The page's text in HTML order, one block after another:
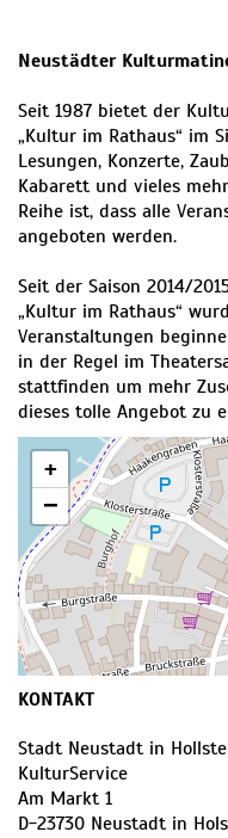
Neustädter
Seit 1987 bietet der
„Kultur im Rathaus“ im
Lesungen, Konzerte,
Kabarett und vieles
Reihe ist, dass alle
angeboten werden.
Seit der Saison 2014/
„Kultur im Rathaus“
Veranstaltungen
in der Regel im
stattfinden um mehr
dieses tolle Angebot zu
+
−
KONTAKT
Stadt Neustadt in
KulturService
Am Markt 1
D-23730 Neustadt in